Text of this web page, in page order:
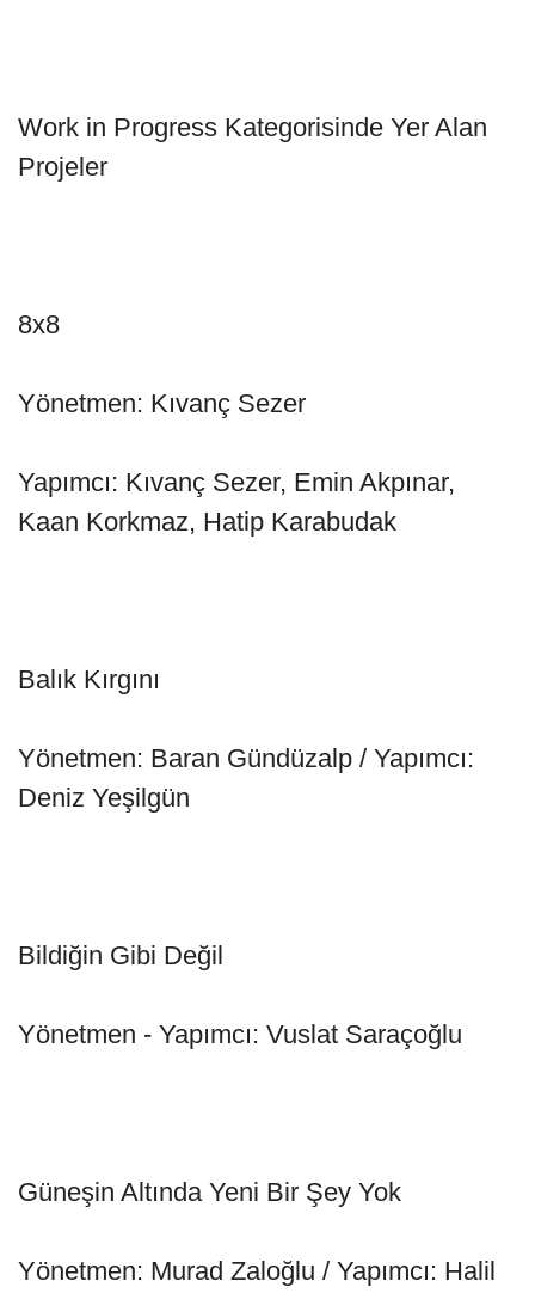
Work in Progress Kategorisinde Yer Alan
Projeler
8x8
Yönetmen: Kıvanç Sezer
Yapımcı: Kıvanç Sezer, Emin Akpınar,
Kaan Korkmaz, Hatip Karabudak
Balık Kırgını
Yönetmen: Baran Gündüzalp / Yapımcı:
Deniz Yeşilgün
Bildiğin Gibi Değil
Yönetmen - Yapımcı: Vuslat Saraçoğlu
Güneşin Altında Yeni Bir Şey Yok
Yönetmen: Murad Zaloğlu / Yapımcı: Halil